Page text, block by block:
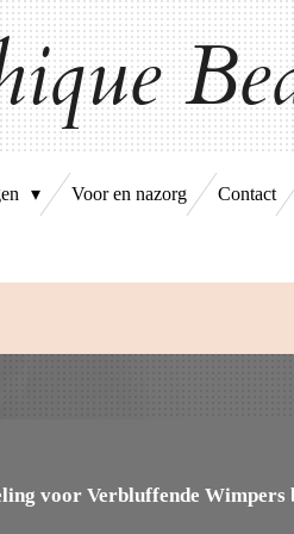
Voor en nazorg Contact
voor Verbluffende